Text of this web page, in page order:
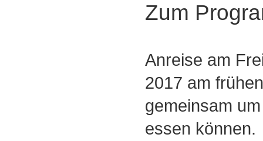
Zum
Anreise am
2017 am
gemeinsam
essen können.